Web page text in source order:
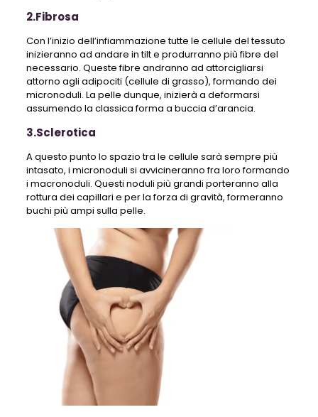
2.Fibrosa
Con l’inizio dell’infiammazione tutte le cellule del tessuto
inizieranno ad andare in tilt e produrranno più fibre del
necessario. Queste fibre andranno ad attorcigliarsi
attorno agli adipociti (cellule di grasso), formando dei
micronoduli. La pelle dunque, inizierà a deformarsi
assumendo la classica forma a buccia d’arancia.
3.Sclerotica
A questo punto lo spazio tra le cellule sarà sempre più
intasato, i micronoduli si avvicineranno fra loro formando
i macronoduli. Questi noduli più grandi porteranno alla
rottura dei capillari e per la forza di gravità, formeranno
buchi più ampi sulla pelle.